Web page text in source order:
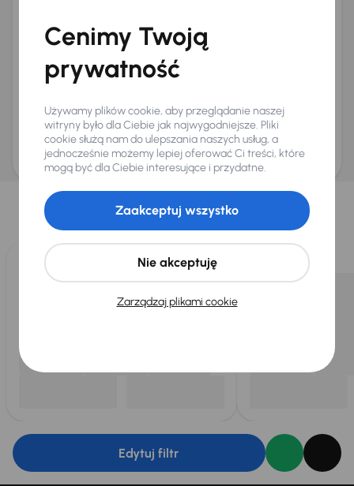
Chcę otrzymywać informacje o ofertach rabatowych
Na e-mail(opcjonalnie)
Na numer telefonu(opcjonalnie)
Zwracamy uwagę, że umówienie spotkania nie jest równoznaczne z rezerwacją
ani zagwarantowaną dostępnością pojazdu. AURES Holdings a.s., z siedzibą
Dopraváků 874/15, Čimice, 184 00 Praga 8, będzie przechowywać i przetwarzać
Twoje dane osobowe zgodnie z zasadami ochrony i przetwarzania
danych
osobowych.
Wybraliśmy dla Ciebie
Wybieramy dla Ciebie najlepsze pojazdy
z naszej oferty. Kupimy
dla Ciebiedo 400 pojazdówkażdego dnia.
Edytuj filtr
Cenimy Twoją
prywatność
Używamy plików cookie, aby przeglądanie naszej
witryny było dla Ciebie jak najwygodniejsze. Pliki
cookie służą nam do ulepszania naszych usług, a
jednocześnie możemy lepiej oferować Ci treści, które
mogą być dla Ciebie interesujące i przydatne.
Zarządzaj plikami cookie
Nie akceptuję
Zaakceptuj wszystko